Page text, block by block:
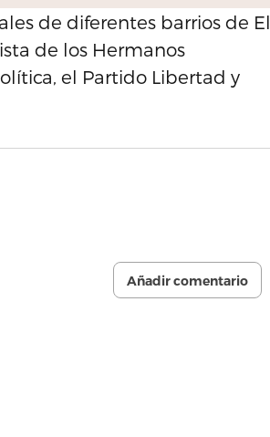
de diferentes barrios de El
de los Hermanos
el Partido Libertad y
Añadir comentario